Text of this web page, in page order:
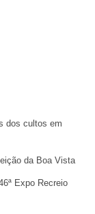
dos cultos em
da Boa Vista
Expo Recreio